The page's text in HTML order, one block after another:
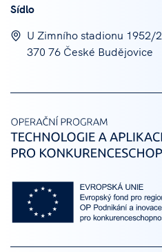
Sídlo
U Zimního stadionu 1952/2
370 76 České Budějovice